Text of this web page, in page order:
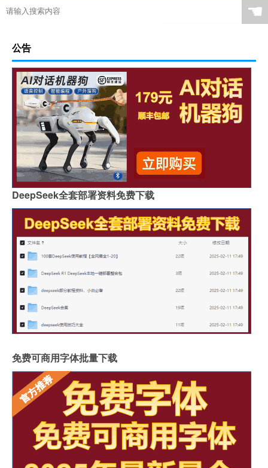
☚
公告
DeepSeek全套部署资料免费下载
免费可商用字体批量下载